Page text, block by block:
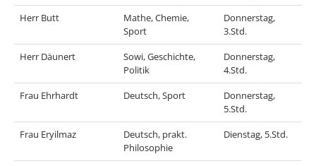
Herr Butt
Mathe, Chemie,
Sport
Donnerstag,
3.Std.
Herr Däunert
Sowi, Geschichte,
Politik
Donnerstag,
4.Std.
Frau Ehrhardt
Deutsch, Sport
Donnerstag,
5.Std.
Frau Eryilmaz
Deutsch, prakt.
Philosophie
Dienstag, 5.Std.